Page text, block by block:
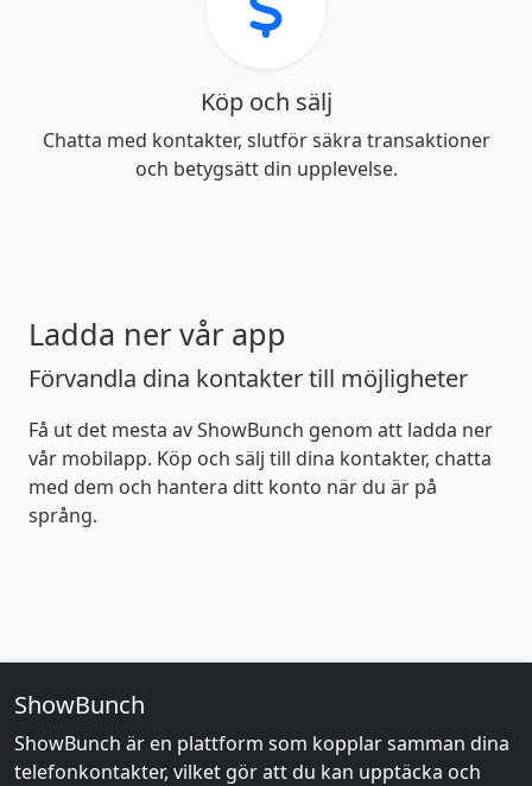
Köp och sälj
Chatta med kontakter, slutför säkra transaktioner
och betygsätt din upplevelse.
Ladda ner vår app
Förvandla dina kontakter till möjligheter
Få ut det mesta av ShowBunch genom att ladda ner
vår mobilapp. Köp och sälj till dina kontakter, chatta
med dem och hantera ditt konto när du är på
språng.
ShowBunch
ShowBunch är en plattform som kopplar samman dina
telefonkontakter, vilket gör att du kan upptäcka och